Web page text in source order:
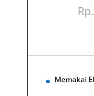
Rp.
Memakai